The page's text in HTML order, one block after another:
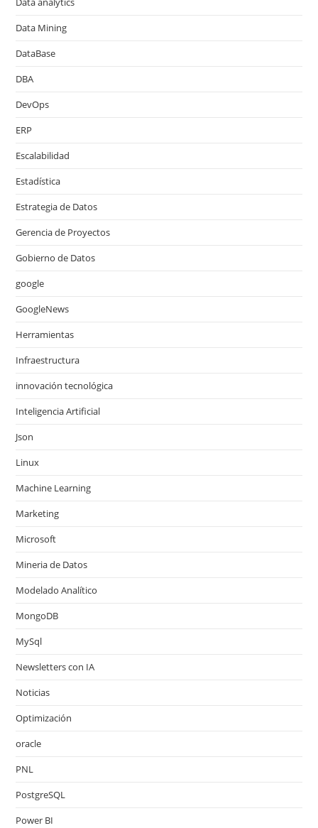
Data Mining
DataBase
DBA
DevOps
ERP
Escalabilidad
Estadística
Estrategia de Datos
Gerencia de Proyectos
Gobierno de Datos
google
GoogleNews
Herramientas
Infraestructura
innovación tecnológica
Inteligencia Artificial
Json
Linux
Machine Learning
Marketing
Microsoft
Mineria de Datos
Modelado Analítico
MongoDB
MySql
Newsletters con IA
Noticias
Optimización
oracle
PNL
PostgreSQL
Power BI